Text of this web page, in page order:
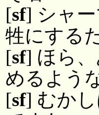
[sf] シャ
牲にする
[sf] ほら
めるよう
[sf] むか